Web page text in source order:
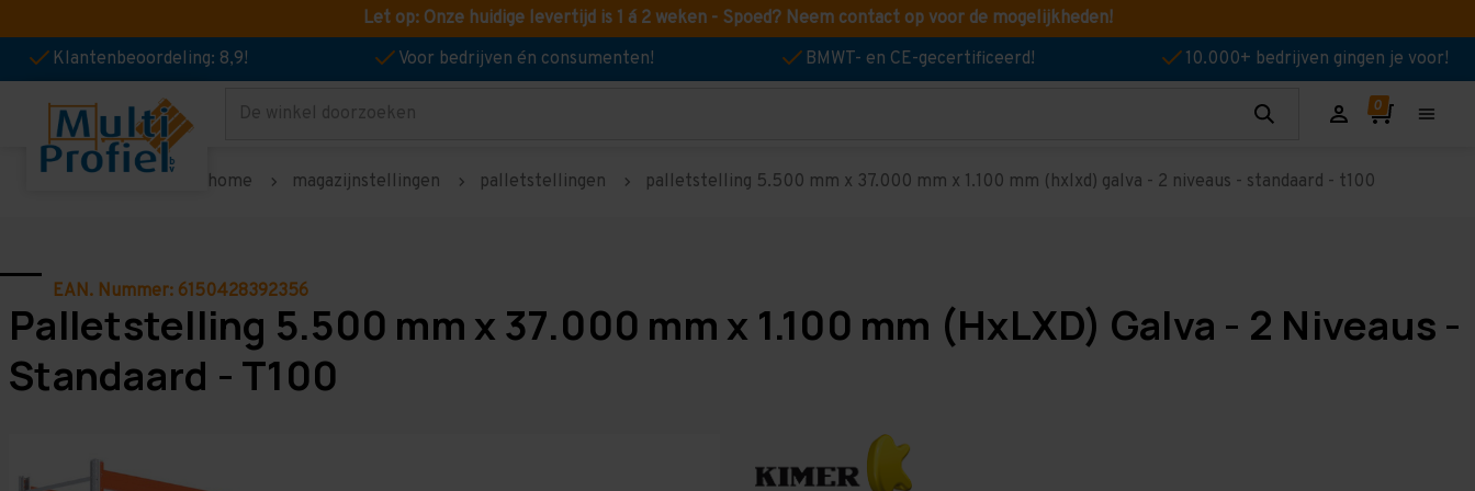
Let op: Onze huidige levertijd is 1 á 2 weken - Spoed? Neem contact op voor de mogelijkheden!
Klantenbeoordeling: 8,9!
Voor bedrijven én consumenten! BMWT- en CE-gecertificeerd! 10.000+ bedrijven gingen je voor!
Zoeken
home magazijnstellingen palletstellingen palletstelling 5.500 mm x 37.000 mm x 1.100 mm (hxlxd) galva - 2 niveaus - standaard - t100
EAN. Nummer: 6150428392356
Palletstelling 5.500 mm x 37.000 mm x 1.100 mm (HxLXD) Galva - 2 Niveaus -
Standaard - T100